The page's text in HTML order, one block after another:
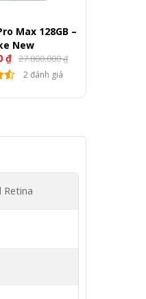
Max 128GB –
New
₫ 27.800.000₫
2 đánh giá
Retina